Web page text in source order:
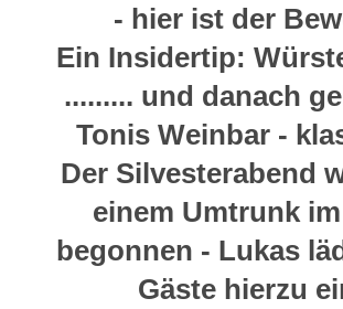
- hier ist der
Ein Insidertip:
......... und danach
Tonis Weinbar -
Der Silvesterabend
einem Umtrunk
begonnen - Lukas
Gäste hierzu